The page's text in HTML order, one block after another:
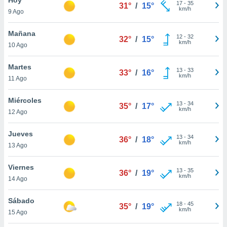
en
más
nuestra
de
cookies
aceptar
9 Ago
31° / 15° 17- 35
km/h
Mañana
10 Ago
32° / 15° 12- 32
km/h
Martes
11 Ago
33° / 16° 13- 33
km/h
Miércoles
12 Ago
35° / 17° 13- 34
km/h
Jueves
13 Ago
36° / 18° 13- 34
km/h
Viernes
14 Ago
36° / 19° 13- 35
km/h
Sábado
15 Ago
35° / 19° 18- 45
km/h